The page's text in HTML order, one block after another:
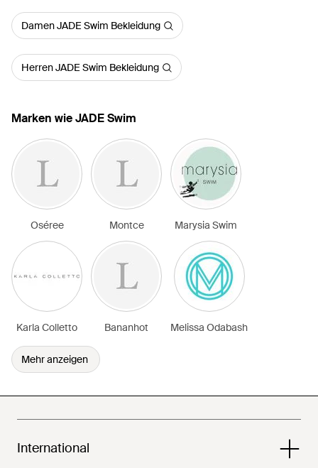
Damen JADE Swim Bekleidung
Herren JADE Swim Bekleidung
Marken wie JADE Swim
Oséree Montce Marysia Swim
Karla Colletto Bananhot Melissa Odabash
Mehr anzeigen
International